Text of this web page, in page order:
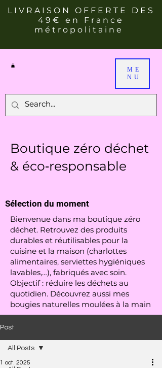
LIVRAISON OFFERTE DES
49€ en France
métropolitaine
ME
NU
Sélection du moment
Boutique zéro déchet
& éco‑responsable
Bienvenue dans ma boutique zéro
déchet. Retrouvez des produits
durables et réutilisables pour la
cuisine et la maison (charlottes
alimentaires, serviettes hygiéniques
lavables,…), fabriqués avec soin.
Objectif : réduire les déchets au
quotidien. Découvrez aussi mes
bougies naturelles moulées à la main
Post
All Posts
1 oct. 2025